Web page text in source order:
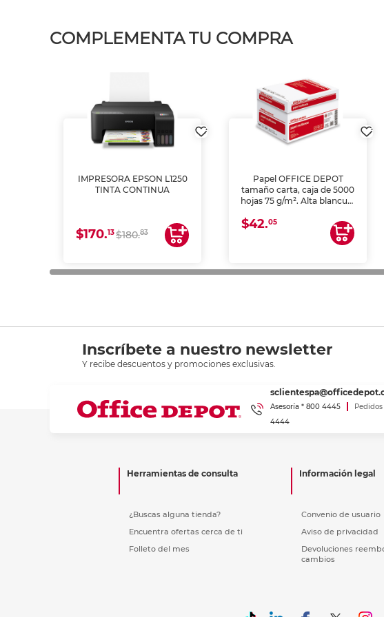
COMPLEMENTA TU COMPRA
IMPRESORA EPSON L1250
TINTA CONTINUA
$170.13$180.83
Papel OFFICE DEPOT
tamaño carta, caja de 5000
hojas 75 g/m². Alta blancura
láser e inkjet. Ideal para
impresión de alto volumen
en oficinas y negocios.
$42.05
Inscríbete a nuestro newsletter
Y recibe descuentos y promociones exclusivas.
Asesoría * 800 4445
4444
Herramientas de consulta
¿Buscas alguna tienda?
Encuentra ofertas cerca de ti
Folleto del mes
Información legal
Convenio de usuario
Aviso de privacidad
Devoluciones
cambios